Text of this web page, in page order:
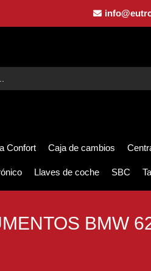
Confort Caja de cambios
Llaves de coche SBC
BMW